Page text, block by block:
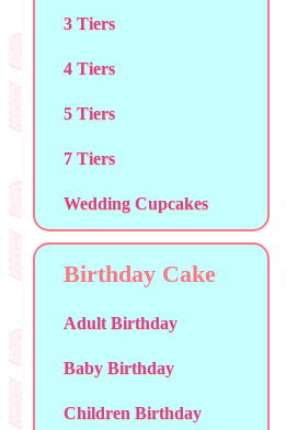
3 Tiers
4 Tiers
5 Tiers
7 Tiers
Wedding Cupcakes
Birthday Cake
Adult Birthday
Baby Birthday
Children Birthday